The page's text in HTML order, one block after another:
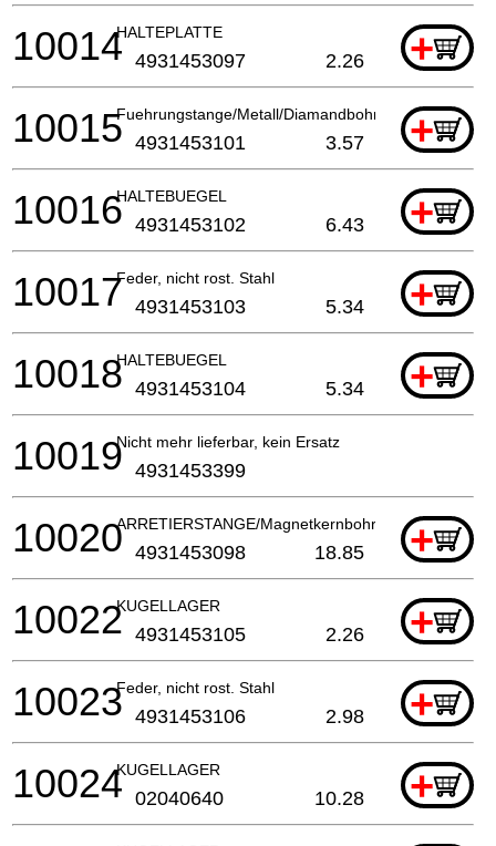
HALTEPLATTE +
10014 4931453097 2.26
Fuehrungstange/Metall/Diamandbohrmaschin
+
10015 4931453101 3.57
HALTEBUEGEL +
10016 4931453102 6.43
Feder, nicht rost. Stahl +
10017 4931453103 5.34
HALTEBUEGEL +
10018 4931453104 5.34
Nicht mehr lieferbar, kein Ersatz
10019 4931453399
ARRETIERSTANGE/Magnetkernbohrmaschine
+
10020 4931453098 18.85
KUGELLAGER +
10022 4931453105 2.26
Feder, nicht rost. Stahl +
10023 4931453106 2.98
KUGELLAGER +
10024 02040640 10.28